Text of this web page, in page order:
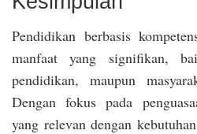
Pendidikan berbasis
manfaat yang signifikan,
pendidikan, maupun
Dengan fokus pada
yang relevan dengan